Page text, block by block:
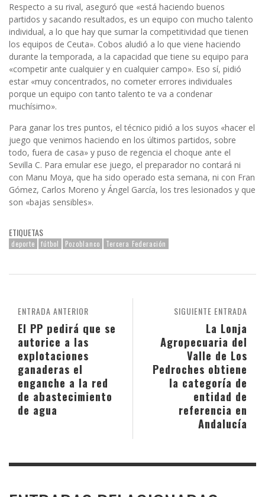
Respecto a su rival, aseguró que «está haciendo buenos
partidos y sacando resultados, es un equipo con mucho talento
individual, a lo que hay que sumar la competitividad que tienen
los equipos de Ceuta». Cobos aludió a lo que viene haciendo
durante la temporada, a la capacidad que tiene su equipo para
«competir ante cualquier y en cualquier campo». Eso sí, pidió
estar «muy concentrados, no cometer errores individuales
porque un equipo con tanto talento te va a condenar
muchísimo».
Para ganar los tres puntos, el técnico pidió a los suyos «hacer el
juego que venimos haciendo en los últimos partidos, sobre
todo, fuera de casa» y puso de regencia el choque ante el
Sevilla C. Para emular ese juego, el preparador no contará ni
con Manu Moya, que ha sido operado esta semana, ni con Fran
Gómez, Carlos Moreno y Ángel García, los tres lesionados y que
son «bajas sensibles».
ETIQUETAS
deporte fútbol Pozoblanco Tercera Federación
SIGUIENTE ENTRADA
La Lonja
Agropecuaria del
Valle de Los
Pedroches obtiene
la categoría de
entidad de
referencia en
Andalucía
ENTRADA ANTERIOR
El PP pedirá que se
autorice a las
explotaciones
ganaderas el
enganche a la red
de abastecimiento
de agua